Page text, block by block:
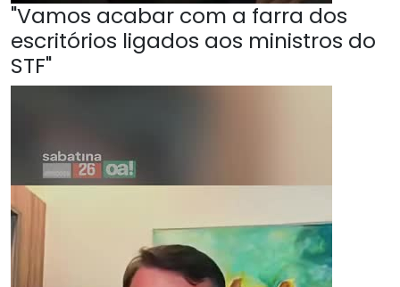
"Vamos acabar com a farra dos
escritórios ligados aos ministros do
STF"